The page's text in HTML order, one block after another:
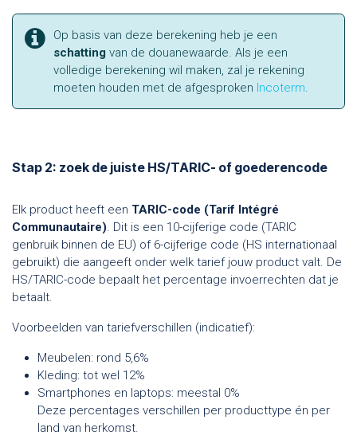
Op basis van deze berekening heb je een
schatting van de douanewaarde. Als je een
volledige berekening wil maken, zal je rekening
moeten houden met de afgesproken Incoterm
Stap 2: zoek de juiste HS/TARIC- of goederencode
Elk product heeft een TARIC-code (Tarif Intégré
Communautaire) . Dit is een 10-cijferige code (TARIC
genbruik binnen de EU) of 6-cijferige code (HS internationaal
gebruikt) die aangeeft onder welk tarief jouw product valt. De
HS/TARIC-code bepaalt het percentage invoerrechten dat je
betaalt.
Voorbeelden van tariefverschillen (indicatief):
Meubelen: rond 5,6%
Kleding: tot wel 12%
Smartphones en laptops: meestal 0%
Deze percentages verschillen per producttype én per
land van herkomst.